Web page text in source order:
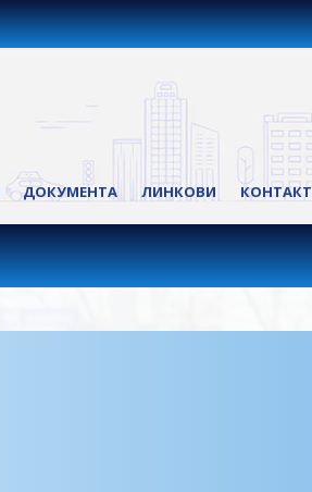
ДОКУМЕНТА ЛИНКОВИ КОНТАКТ